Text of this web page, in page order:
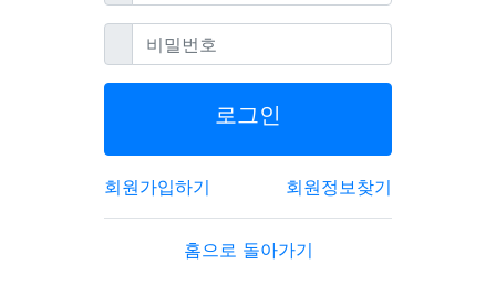
비밀번호필수
로그인
회원가입하기 회원정보찾기
홈으로 돌아가기